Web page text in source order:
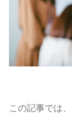
この記事では、